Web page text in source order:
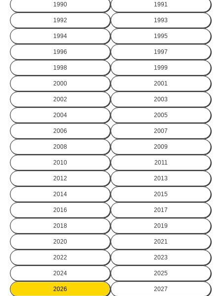
1990 1991
1992 1993
1994 1995
1996 1997
1998 1999
2000 2001
2002 2003
2004 2005
2006 2007
2008 2009
2010 2011
2012 2013
2014 2015
2016 2017
2018 2019
2020 2021
2022 2023
2024 2025
2026 2027